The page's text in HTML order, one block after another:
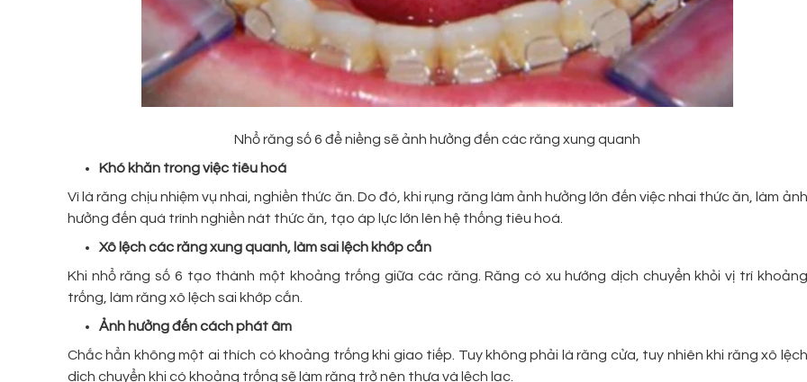
Nhổ răng số 6 để niềng sẽ ảnh hưởng đến các răng xung quanh
Khó khăn trong việc tiêu hoá
Vì là răng chịu nhiệm vụ nhai, nghiền thức ăn. Do đó, khi rụng răng làm ảnh hưởng lớn đến việc nhai thức ăn, làm ảnh
hưởng đến quá trình nghiền nát thức ăn, tạo áp lực lớn lên hệ thống tiêu hoá.
Xô lệch các răng xung quanh, làm sai lệch khớp cắn
Khi nhổ răng số 6 tạo thành một khoảng trống giữa các răng. Răng có xu hướng dịch chuyển khỏi vị trí khoảng
trống, làm răng xô lệch sai khớp cắn.
Ảnh hưởng đến cách phát âm
Chắc hẳn không một ai thích có khoảng trống khi giao tiếp. Tuy không phải là răng cửa, tuy nhiên khi răng xô lệch
dịch chuyển khi có khoảng trống sẽ làm răng trở nên thưa và lệch lạc.